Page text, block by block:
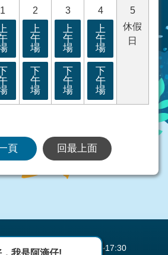
1 2
上
午
場
下
午
場
3
上
午
場
下
午
場
4
上
午
場
下
午
場
5
休假
日
頁 回最上面
PM13:30~17:30
我是阿滴仔!